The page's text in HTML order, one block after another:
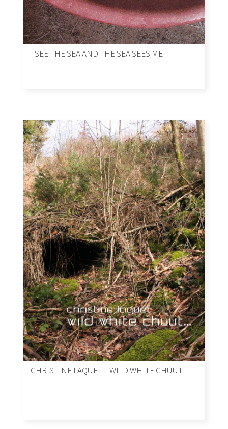
I SEE THE SEA AND THE SEA SEES ME
CHRISTINE LAQUET – WILD WHITE CHUUT…